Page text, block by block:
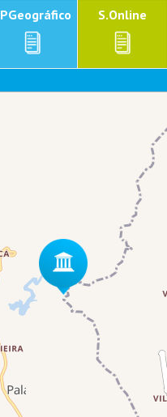
PGeográfico S.Online